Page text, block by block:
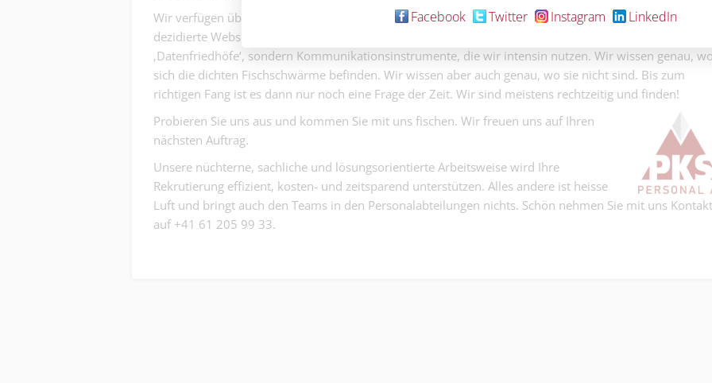
Wir verfügen über eine Datenbank mit mehr als 60’000 Profilen. Zudem betreibtPKS Personal AG
dezidierte Webseiten, um Bewerbende gezielt ansprechen zu können. Die Sozialen Medien sind keine
‚Datenfriedhöfe‘, sondern Kommunikationsinstrumente, die wir intensin nutzen. Wir wissen genau, wo
sich die dichten Fischschwärme befinden. Wir wissen aber auch genau, wo sie nicht sind. Bis zum
richtigen Fang ist es dann nur noch eine Frage der Zeit. Wir sind meistens rechtzeitig und finden!
Probieren Sie uns aus und kommen Sie mit uns fischen. Wir freuen uns auf Ihren
nächsten Auftrag.
Unsere nüchterne, sachliche und lösungsorientierte Arbeitsweise wird Ihre
Rekrutierung effizient, kosten- und zeitsparend unterstützen. Alles andere ist heisse
Luft und bringt auch den Teams in den Personalabteilungen nichts. Schön nehmen Sie mit uns Kontakt
auf +41 61 205 99 33.
prom. Chemikerin
Facebook Twitter Instagram LinkedIn